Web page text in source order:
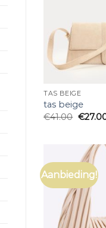
TAS BEIGE
tas beige
€41.00 €
Aanbieding!